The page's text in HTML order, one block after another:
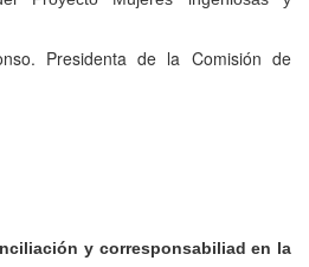
Presidenta de la Comisión de
y corresponsabiliad en la